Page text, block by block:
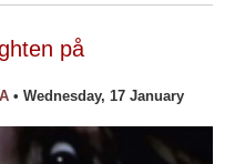
på
• Wednesday, 17 January